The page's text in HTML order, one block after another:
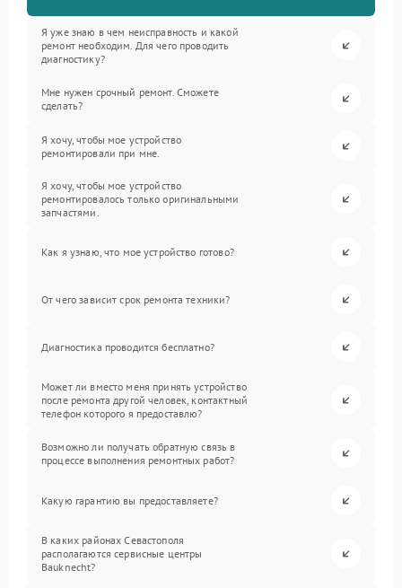
Я уже знаю в чем неисправность и какой
ремонт необходим. Для чего проводить
диагностику?
Мне нужен срочный ремонт. Сможете
сделать?
Я хочу, чтобы мое устройство
ремонтировали при мне.
Я хочу, чтобы мое устройство
ремонтировалось только оригинальными
запчастями.
Как я узнаю, что мое устройство готово?
От чего зависит срок ремонта техники?
Диагностика проводится бесплатно?
Может ли вместо меня принять устройство
после ремонта другой человек, контактный
телефон которого я предоставлю?
Возможно ли получать обратную связь в
процессе выполнения ремонтных работ?
Какую гарантию вы предоставляете?
В каких районах Севастополя
располагаются сервисные центры
Bauknecht?